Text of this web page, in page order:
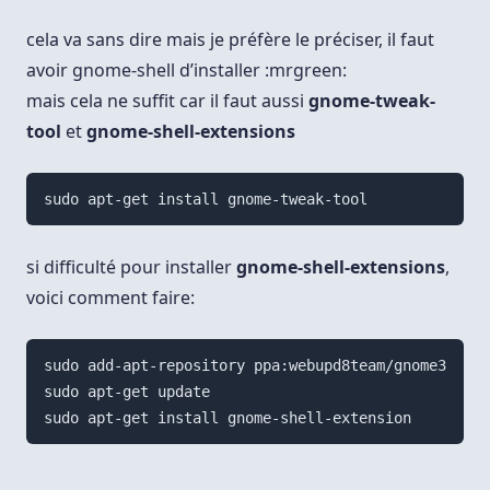
cela va sans dire mais je préfère le préciser, il faut
avoir gnome-shell d’installer :mrgreen:
mais cela ne suffit car il faut aussi gnome-tweak-
tool etgnome-shell-extensions
si difficulté pour installergnome-shell-extensions,
voici comment faire:
sudo add-apt-repository ppa:webupd8team/gnome3
sudo apt-get update
sudo apt-get install gnome-shell-extension